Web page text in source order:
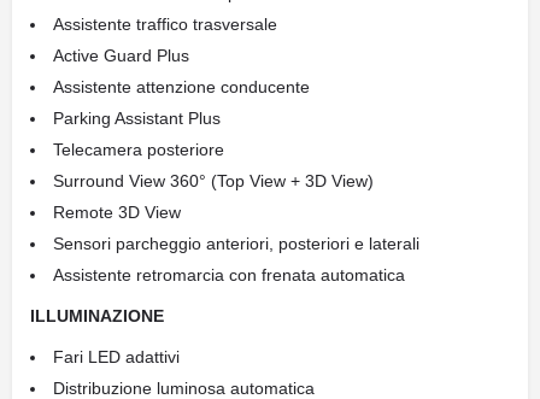
Assistente traffico trasversale
Active Guard Plus
Assistente attenzione conducente
Parking Assistant Plus
Telecamera posteriore
Surround View 360° (Top View + 3D View)
Remote 3D View
Sensori parcheggio anteriori, posteriori e laterali
Assistente retromarcia con frenata automatica
ILLUMINAZIONE
Fari LED adattivi
Distribuzione luminosa automatica